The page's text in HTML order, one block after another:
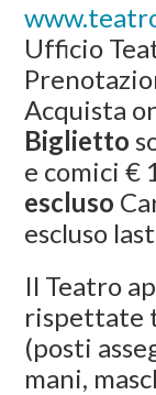
Ufficio
Acquista
Biglietto
e comici €
escluso
escluso
Il Teatro
rispettate
(posti
mani,